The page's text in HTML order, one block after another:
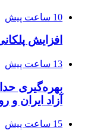
10 ساعت پیش
افزایش
13 ساعت پیش
بهره‌گیری
آزاد ایران و
15 ساعت پیش